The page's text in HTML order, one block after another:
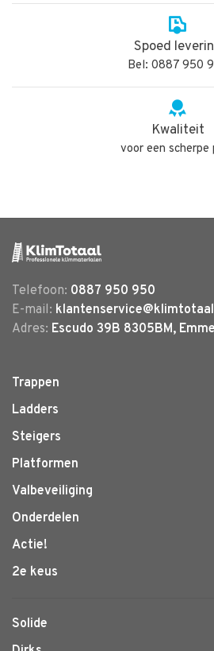
Spoed
Bel: 0887 950
Kwaliteit
voor een scherpe
Telefoon: 0887 950 950
E-mail:
Adres: Escudo 39B 8305BM,
Trappen
Ladders
Steigers
Platformen
Valbeveiliging
Onderdelen
Actie!
2e keus
Solide